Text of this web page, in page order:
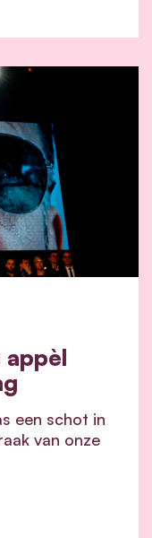
een schot in
van onze